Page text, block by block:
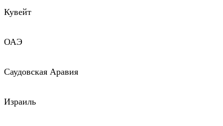
Кувейт
ОАЭ
Саудовская Аравия
Израиль